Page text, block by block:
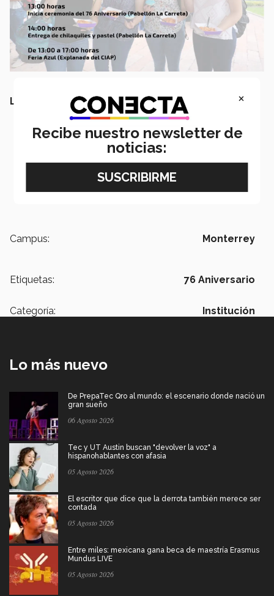
LEE TAMBIÉN:
Campus: Monterrey
Etiquetas: 76 Aniversario
Categoría: Institución
Lo más nuevo
De PrepaTec Qro al mundo: el escenario donde nació un
gran sueño
06 Agosto 2026
Tec y UT Austin buscan "devolver la voz" a
hispanohablantes con afasia
05 Agosto 2026
El escritor que dice que la derrota también merece ser
contada
05 Agosto 2026
Entre miles: mexicana gana beca de maestría Erasmus
Mundus LIVE
05 Agosto 2026
×
Recibe nuestro newsletter de
noticias: